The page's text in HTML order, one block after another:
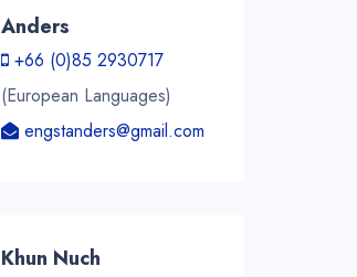
Anders
+66 (0)85 2930717
(European Languages)
engstanders@gmail.com
Khun Nuch